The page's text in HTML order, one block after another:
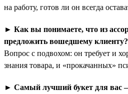
на работу, готов ли он всегда
► Как вы понимаете, что из
предложить вошедшему клиенту?
Вопрос с подвохом: он требует и
знания товара, и «прокачанных»
► Самый лучший букет для вас